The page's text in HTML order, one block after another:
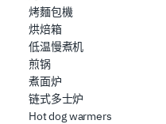
dalla Dichiarazione sui
Utilizziamo i cookie per
usufruire del servizio
contenuti ed annunci, per
media e per analizzare il
烤麵包機
烘焙箱
低温慢煮机
煎锅
煮面炉
链式多士炉
Hot dog warmers